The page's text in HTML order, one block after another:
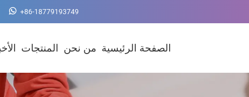
+86-18779193749
الصفحة الرئيسية من نحن المنتجات